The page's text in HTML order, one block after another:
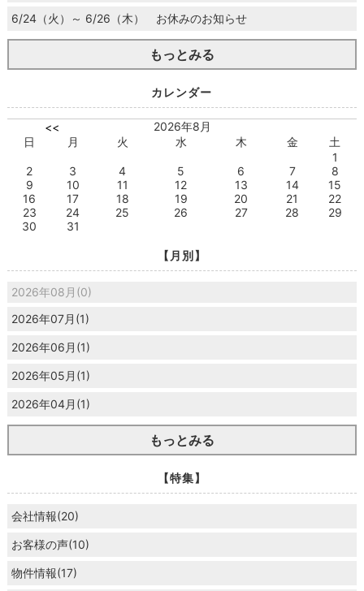
6/24（火）～ 6/26（木） お休みのお知らせ
もっとみる
カレンダー
<<
2026年8月
日
月 火 水 木 金
土
1
2
3 4 5 6 7
8
9
10 11 12 13 14
15
16
17 18 19 20 21
22
23
24 25 26 27 28
29
30
31
【月別】
2026年08月(0)
2026年07月(1)
2026年06月(1)
2026年05月(1)
2026年04月(1)
もっとみる
【特集】
会社情報(20)
お客様の声(10)
物件情報(17)